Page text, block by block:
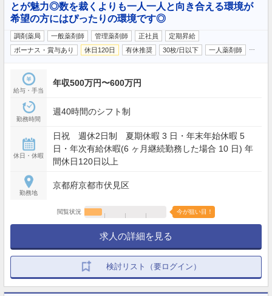
とが魅力◎数を裁くよりも一人一人と向き合える環境が
希望の方にはぴったりの環境です◎
調剤薬局 一般薬剤師 管理薬剤師 正社員
定期昇給
ボーナス・賞与あり
休日120日 有休推奨 30枚/日以下 一人薬剤師
給与・手当
年収500万円〜600万円
勤務時間
週40時間のシフト制
休日・休暇
日祝 週休2日制 夏期休暇 3 日・年末年始休暇 5
日・年次有給休暇(6 ヶ月継続勤務した場合 10 日) 年
間休日120日以上
勤務地
京都府京都市伏見区
閲覧状況 今が狙い目！
求人の詳細を見る
検討リスト（要ログイン）